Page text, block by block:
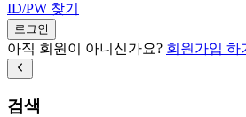
ID/PW 찾기
로그인
아직 회원이 아니신가요? 회원가입 하
검색